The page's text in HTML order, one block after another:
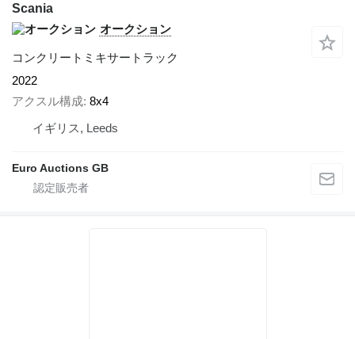
Scania
オークション
コンクリートミキサートラック
2022
アクスル構成 8x4
イギリス, Leeds
Euro Auctions GB